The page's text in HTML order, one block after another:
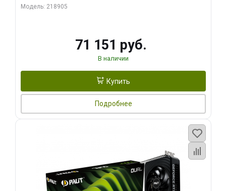
Модель: 218905
71 151 руб.
В наличии
Купить
Подробнее